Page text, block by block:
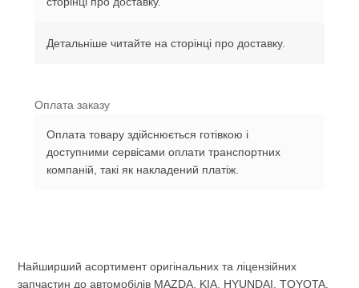
Детальніше читайте на сторінці про доставку.
Оплата заказу
Оплата товару здійснюється готівкою і
доступними сервісами оплати транспортних
компаній, такі як накладений платіж.
Найширший асортимент оригінальних та ліцензійних
запчастин до автомобілів MAZDA, KIA, HYUNDAI, TOYOTA,